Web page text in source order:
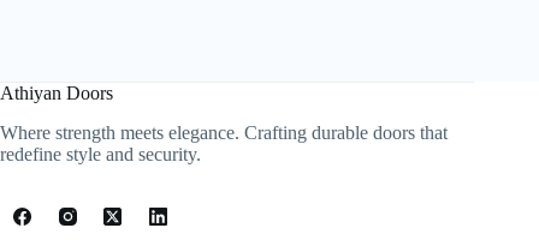
Athiyan Doors
Where strength meets elegance. Crafting durable doors that
redefine style and security.